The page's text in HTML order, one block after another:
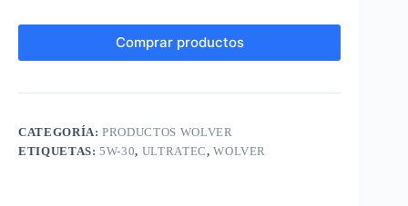
Comprar productos
CATEGORÍA:PRODUCTOS WOLVER
ETIQUETAS:5W-30, ULTRATEC,WOLVER